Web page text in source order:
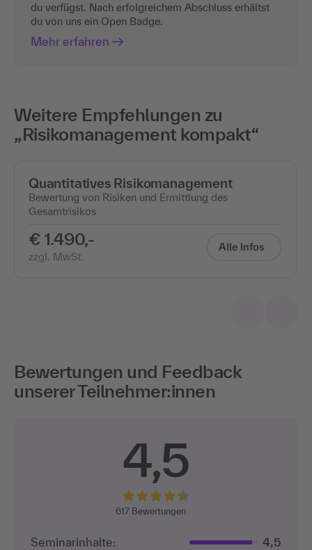
du verfügst. Nach erfolgreichem Abschluss erhältst
du von uns ein Open Badge.
Mehr erfahren
Weitere Empfehlungen zu
„Risikomanagement kompakt“
Quantitatives Risikomanagement
Bewertung von Risiken und Ermittlung des
Gesamtrisikos
€ 1.490,-
zzgl. MwSt.
Alle Infos
Bewertungen und Feedback
unserer Teilnehmer:innen
4,5
617 Bewertungen
Seminarinhalte:
4,5